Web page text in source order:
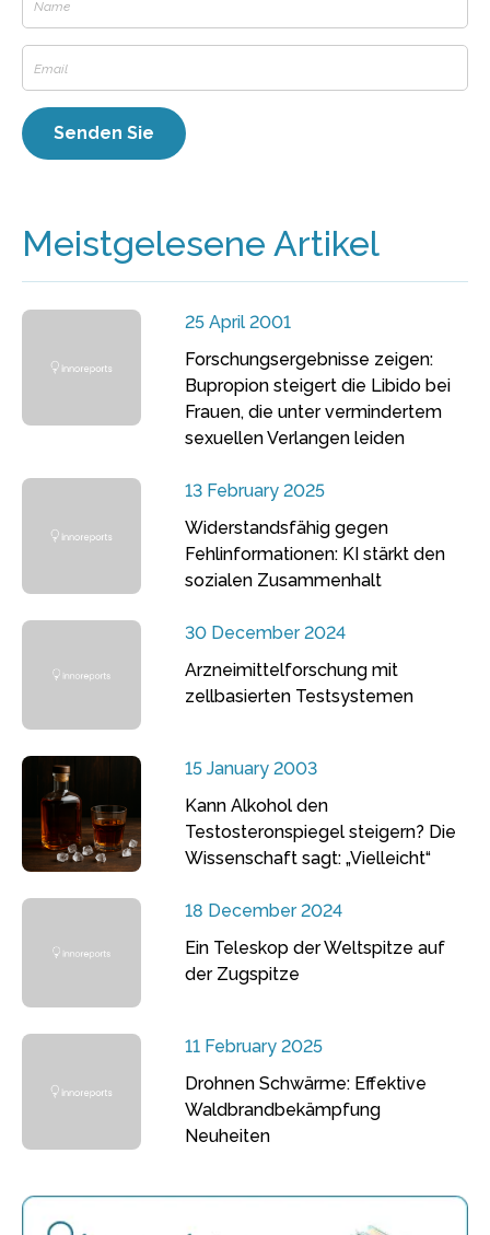
Meistgelesene Artikel
25 April 2001
Forschungsergebnisse zeigen:
Bupropion steigert die Libido bei
Frauen, die unter vermindertem
sexuellen Verlangen leiden
13 February 2025
Widerstandsfähig gegen
Fehlinformationen: KI stärkt den
sozialen Zusammenhalt
30 December 2024
Arzneimittelforschung mit
zellbasierten Testsystemen
15 January 2003
Kann Alkohol den
Testosteronspiegel steigern? Die
Wissenschaft sagt: „Vielleicht“
18 December 2024
Ein Teleskop der Weltspitze auf
der Zugspitze
11 February 2025
Drohnen Schwärme: Effektive
Waldbrandbekämpfung
Neuheiten